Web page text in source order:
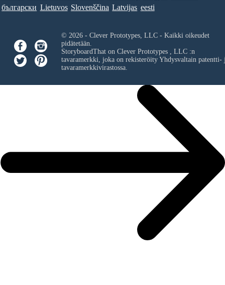
български Lietuvos Slovenščina Latvijas eesti
© 2026 - Clever Prototypes, LLC - Kaikki oikeudet
pidätetään.
StoryboardThat on Clever Prototypes , LLC:n
tavaramerkki, joka on rekisteröity Yhdysvaltain patentti-
tavaramerkkivirastossa.